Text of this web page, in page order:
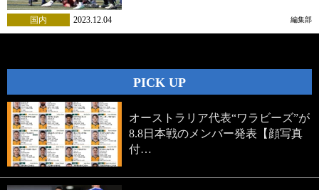
国内 2023.12.04 編集部
PICK UP
オーストラリア代表“ワラビーズ”が
8.8日本戦のメンバー発表【顔写真
付…